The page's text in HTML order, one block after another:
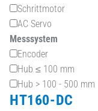
Schrittmotor
AC Servo
Messsystem
Encoder
Hub ≤ 100 mm
Hub > 100 - 500 mm
HT160-DC